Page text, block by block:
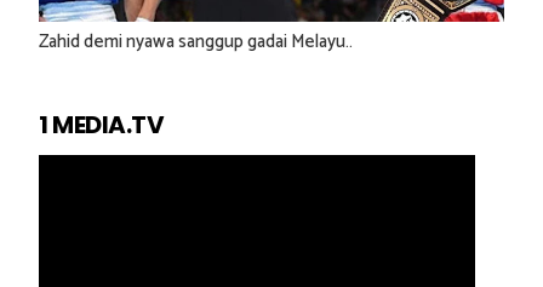
Zahid demi nyawa sanggup gadai Melayu..
1 MEDIA.TV